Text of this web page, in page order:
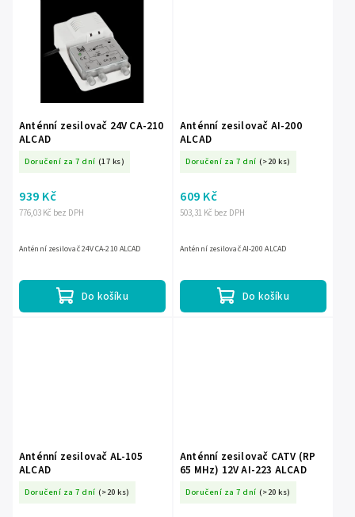
Anténní zesilovač 24V CA-210
ALCAD
Doručení za 7 dní (17 ks)
776,03 Kč bez DPH
939 Kč
Do košíku
Anténní zesilovač 24V CA-210 ALCAD
Anténní zesilovač AI-200
ALCAD
Doručení za 7 dní (>20 ks)
503,31 Kč bez DPH
609 Kč
Do košíku
Anténní zesilovač AI-200 ALCAD
Anténní zesilovač AL-105
ALCAD
Doručení za 7 dní (>20 ks)
Anténní zesilovač CATV (RP
65 MHz) 12V AI-223 ALCAD
Doručení za 7 dní (>20 ks)